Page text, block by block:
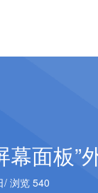
面板”
/ 浏览 540